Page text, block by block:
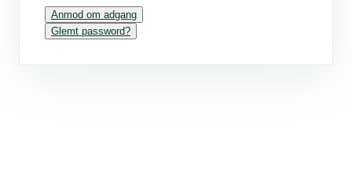
Anmod om adgang
Glemt password?